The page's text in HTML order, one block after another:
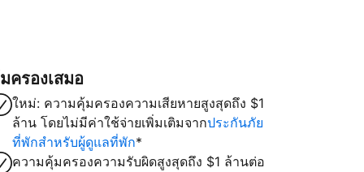
ครองเสมอ
ใหม่: ความคุ้มครองความเสียหายสูงสุดถึง $1
ล้าน โดยไม่มีค่าใช้จ่ายเพิ่มเติมจากประกันภัย
ที่พักสำหรับผู้ดูแลที่พัก*
ความคุ้มครองความรับผิดสูงสุดถึง $1 ล้านต่อ